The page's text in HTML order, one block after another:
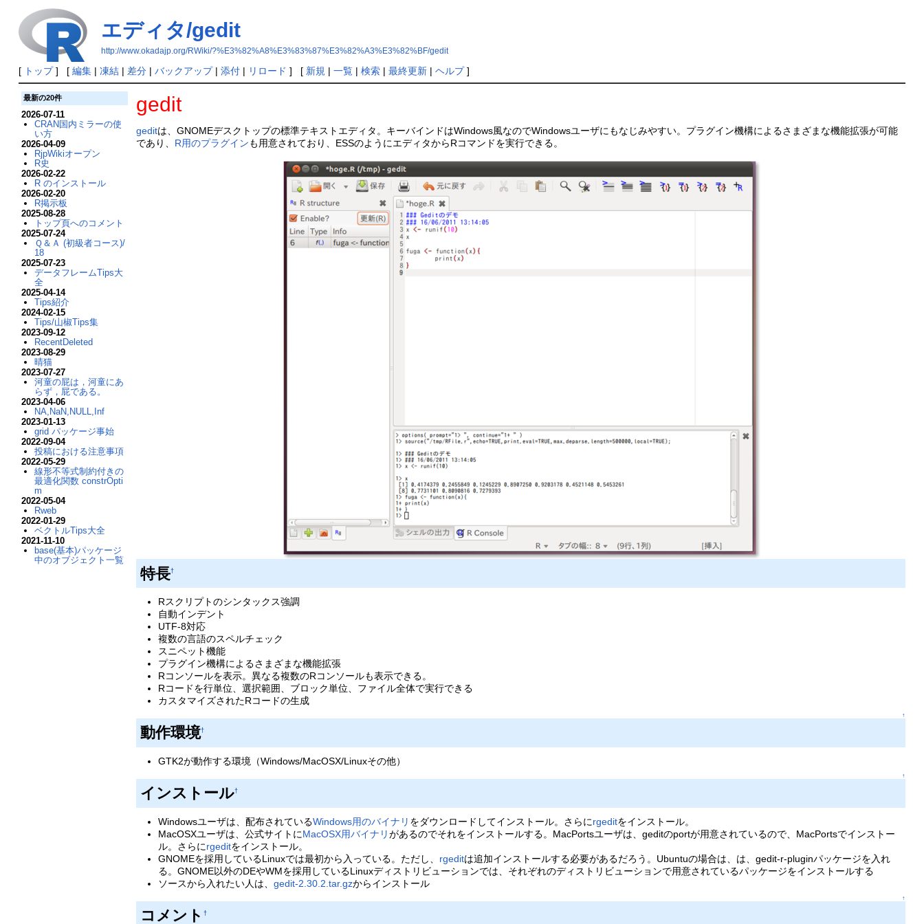
エディタ/gedit
http://www.okadajp.org/RWiki/?%E3%82%A8%E3%83%87%E3%82%A3%E3%82%BF/gedit
[ トップ] [ 編集| 凍結| 差分| バックアップ| 添付| リロード ] [ 新規 | 一覧| 検索| 最終更新| ヘルプ]
gedit
geditは、GNOMEデスクトップの標準テキストエディタ。キーバインドはWindows風なのでWindowsユーザにもなじみやすい。プラグイン機構によるさまざまな機能拡張が可能
であり、 R用のプラグインも用意されており、ESSのようにエディタからRコマンドを実行できる。
特長†
Rスクリプトのシンタックス強調
自動インデント
UTF-8対応
複数の言語のスペルチェック
スニペット機能
プラグイン機構によるさまざまな機能拡張
Rコンソールを表示。異なる複数のRコンソールも表示できる。
Rコードを行単位、選択範囲、ブロック単位、ファイル全体で実行できる
カスタマイズされたRコードの生成
↑
動作環境†
GTK2が動作する環境（Windows/MacOSX/Linuxその他）
↑
インストール†
Windowsユーザは、配布されているWindows用のバイナリ をダウンロードしてインストール。さらにrgeditをインストール。
MacOSXユーザは、公式サイトにMacOSX用バイナリがあるのでそれをインストールする。MacPortsユーザは、geditのportが用意されているので、MacPortsでインストー
ル。さらにrgeditをインストール。
GNOMEを採用しているLinuxでは最初から入っている。ただし、 rgeditは追加インストールする必要があるだろう。Ubuntuの場合は、は、gedit-r-pluginパッケージを入れ
る。GNOME以外のDEやWMを採用しているLinuxディストリビューションでは、それぞれのディストリビューションで用意されているパッケージをインストールする
ソースから入れたい人は、 gedit-2.30.2.tar.gzからインストール
↑
コメント†
最新の20件
2026-07-11
CRAN国内ミラーの使
い方
2026-04-09
RjpWikiオープン
R史
2026-02-22
R のインストール
2026-02-20
R掲示板
2025-08-28
トップ頁へのコメント
2025-07-24
Ｑ＆Ａ (初級者コース)/
18
2025-07-23
データフレームTips大
全
2025-04-14
Tips紹介
2024-02-15
Tips/山椒Tips集
2023-09-12
RecentDeleted
2023-08-29
晴猫
2023-07-27
河童の屁は，河童にあ
らず，屁である。
2023-04-06
NA,NaN,NULL,Inf
2023-01-13
grid パッケージ事始
2022-09-04
投稿における注意事項
2022-05-29
線形不等式制約付きの
最適化関数 constrOpti
m
2022-05-04
Rweb
2022-01-29
ベクトルTips大全
2021-11-10
base(基本)パッケージ
中のオブジェクト一覧